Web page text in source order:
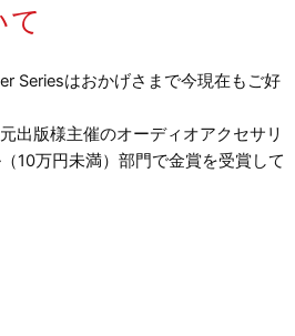
て
Seriesはおかげさまで今現在もご好
出版様主催のオーディオアクセサリ
10万円未満）部門で金賞を受賞して